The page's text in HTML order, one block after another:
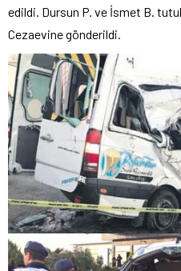
edildi. Dursun P. ve İsmet B.
Cezaevine gönderildi.